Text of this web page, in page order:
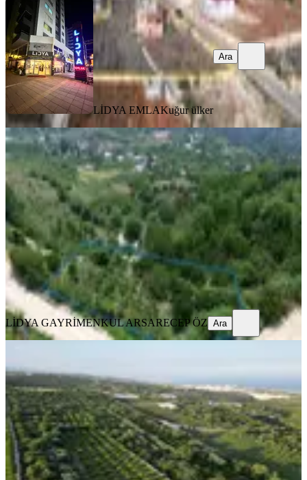
LİDYA EMLAKuğur ülker
Ara
1,568 M2 Müstakil Tapulu 2 Adet 2
Kat Konut İmarlı
Erdemli, Çamlı Mahallesi
1567 m²·1.213/m² · 23.05.2026
1.900.000 ₺
LİDYA GAYRİMENKUL ARSA RECEP ÖZ
Ara
LİDYA GAYRİMENKUL ARSARECEP ÖZ Ara
Limon Bahçesi Ve Yatırımlık Tarla
Erdemli, Batısandal Mahallesi
10955 m²·2.373/m²·24.06.2026
26.000.000 ₺28.000.000 ₺